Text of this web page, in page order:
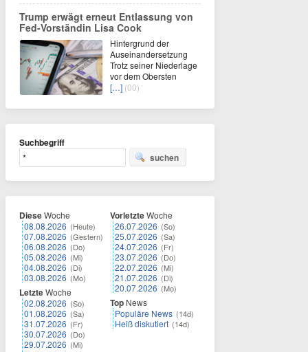
Trump erwägt erneut Entlassung von
Fed-Vorständin Lisa Cook
Hintergrund der
Auseinandersetzung
Trotz seiner Niederlage
vor dem Obersten
[…] (00)
Suchbegriff
suchen
DieseWoche
08.08.2026 (Heute)
07.08.2026 (Gestern)
06.08.2026 (Do)
05.08.2026 (Mi)
04.08.2026 (Di)
03.08.2026 (Mo)
LetzteWoche
02.08.2026 (So)
01.08.2026 (Sa)
31.07.2026 (Fr)
30.07.2026 (Do)
29.07.2026 (Mi)
VorletzteWoche
26.07.2026 (So)
25.07.2026 (Sa)
24.07.2026 (Fr)
23.07.2026 (Do)
22.07.2026 (Mi)
21.07.2026 (Di)
20.07.2026 (Mo)
Top News
Populäre News (14d)
Heiß diskutiert (14d)